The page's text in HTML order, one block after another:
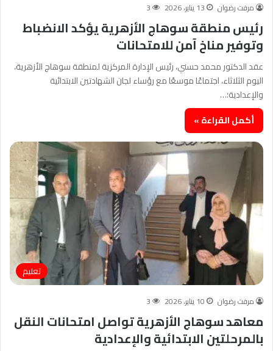
مرفت رضوان 13 يناير، 2026 3
رئيس منطقة سوهاج الأزهرية يؤكد الانضباط
وتوفير مناخ آمن للامتحانات
عقد الدكتور محمد حسني، رئيس الإدارة المركزية لمنطقة سوهاج الأزهرية،
اليوم الثلاثاء، اجتماعًا موسعًا مع رؤساء لجان الشهادتين الابتدائية
والإعدادية؛…
أكمل القراءة »
تعليم
مرفت رضوان 10 يناير، 2026 3
معاهد سوهاج الأزهرية تواصل امتحانات النقل
بالمرحلتين الابتدائية والإعدادية